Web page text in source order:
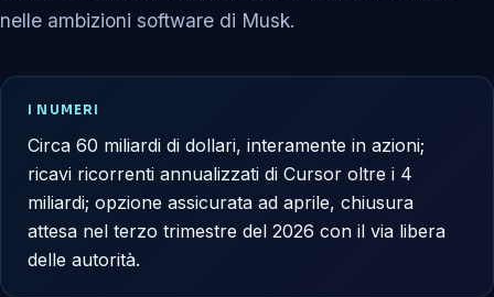
nelle ambizioni software di Musk.
I NUMERI
Circa 60 miliardi di dollari, interamente in azioni;
ricavi ricorrenti annualizzati di Cursor oltre i 4
miliardi; opzione assicurata ad aprile, chiusura
attesa nel terzo trimestre del 2026 con il via libera
delle autorità.